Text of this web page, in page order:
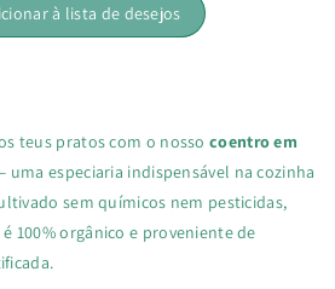
à lista de desejos
teus pratos com o nosso coentro em
especiaria indispensável na cozinha
sem químicos nem pesticidas,
100% orgânico e proveniente de